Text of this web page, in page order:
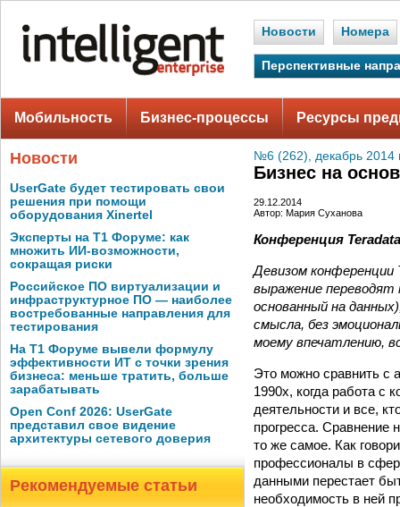
Новости Номера
Перспективные
Мобильность Бизнес-процессы Ресурсы
Новости
UserGate будет тестировать свои
решения при помощи
оборудования Xinertel
Эксперты на Т1 Форуме: как
множить ИИ-возможности,
сокращая риски
Российское ПО виртуализации и
инфраструктурное ПО — наиболее
востребованные направления для
тестирования
На Т1 Форуме вывели формулу
эффективности ИТ с точки зрения
бизнеса: меньше тратить, больше
зарабатывать
Open Conf 2026: UserGate
представил свое видение
архитектуры сетевого доверия
Рекомендуемые статьи
№6 (262), декабрь 2014
Бизнес на
29.12.2014
Автор: Мария Суханова
Конференция
Девизом конференции
выражение переводят
основанный на
смысла, без
моему впечатлению,
Это можно сравнить с
1990­х, когда работа с
деятельности и все,
прогресса.
то же самое. Как
профессионалы в
данными перестает
необходимость в ней